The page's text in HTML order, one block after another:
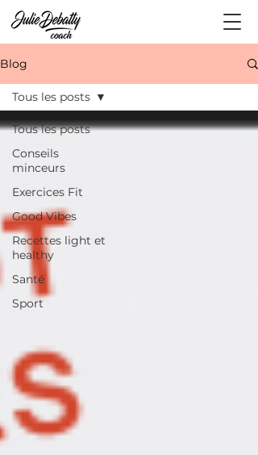
Blog
Tous les posts
Conseils
minceurs
Exercices Fit
Good Vibes
Recettes light et
healthy
Santé
Sport
Tous les posts